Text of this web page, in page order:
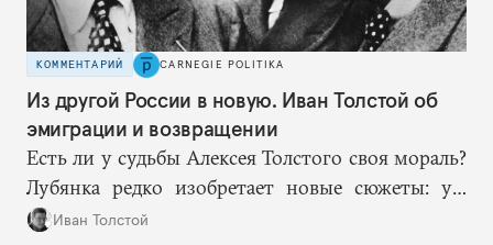
КОММЕНТАРИЙ CARNEGIE POLITIKA
Из другой России в новую. Иван Толстой об
эмиграции и возвращении
Есть ли у судьбы Алексея Толстого своя мораль?
Лубянка редко изобретает новые сюжеты: уж
больно хорошо срабатывают старые.
Иван Толстой